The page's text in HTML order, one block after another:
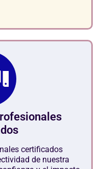
certificados
de nuestra